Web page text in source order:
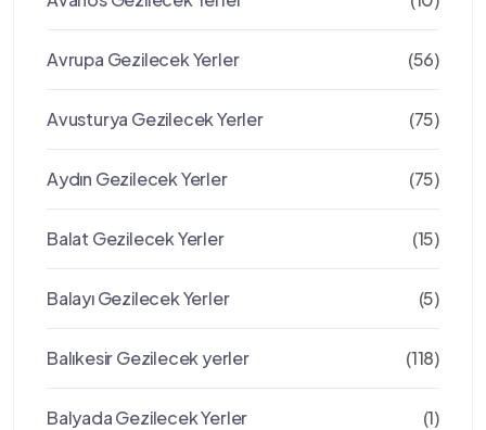
Avrupa Gezilecek Yerler (56)
Avusturya Gezilecek Yerler (75)
Aydın Gezilecek Yerler (75)
Balat Gezilecek Yerler (15)
Balayı Gezilecek Yerler (5)
Balıkesir Gezilecek yerler (118)
Balyada Gezilecek Yerler (1)